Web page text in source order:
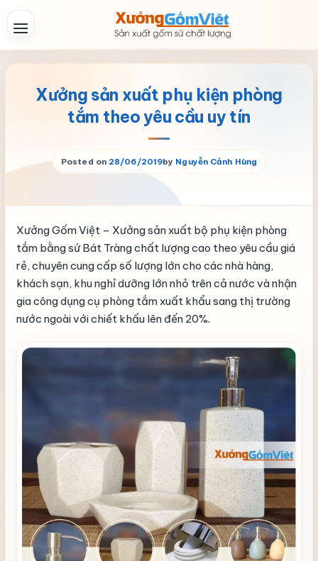
Xưởng sản xuất phụ kiện phòng
tắm theo yêu cầu uy tín
Posted on 28/06/2019by Nguyễn Cảnh Hùng
Xưởng Gốm Việt – Xưởng sản xuất bộ phụ kiện phòng
tắm bằng sứ Bát Tràng chất lượng cao theo yêu cầu giá
rẻ, chuyên cung cấp số lượng lớn cho các nhà hàng,
khách sạn, khu nghỉ dưỡng lớn nhỏ trên cả nước và nhận
gia công dụng cụ phòng tắm xuất khẩu sang thị trường
nước ngoài với chiết khấu lên đến 20%.